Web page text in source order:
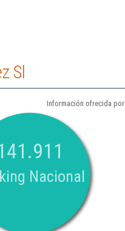
Sl
Información ofrecida por
Nacional